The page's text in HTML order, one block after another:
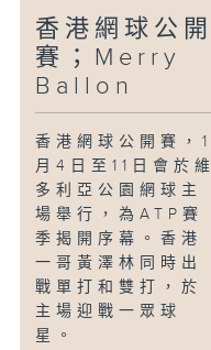
香港網球公開
賽；Merry
Ballon
香港網球公開賽，1
月4日至11日會於維
多利亞公園網球主
場舉行，為ATP賽
季揭開序幕。香港
一哥黃澤林同時出
戰單打和雙打，於
主場迎戰一眾球
星。